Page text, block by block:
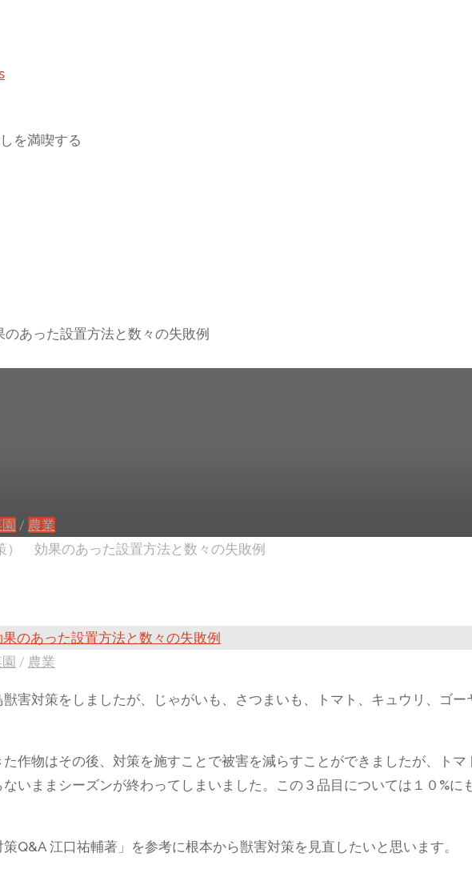
を満喫する
/ 農業
） 効果のあった設置方法と数々の失敗例
/ 農業
害対策をしましたが、じゃがいも、さつまいも、トマト、キュウリ、ゴ
作物はその後、対策を施すことで被害を減らすことができましたが、ト
いままシーズンが終わってしまいました。この３品目については１０%に
Q&A 江口祐輔著」を参考に根本から獣害対策を見直したいと思います。